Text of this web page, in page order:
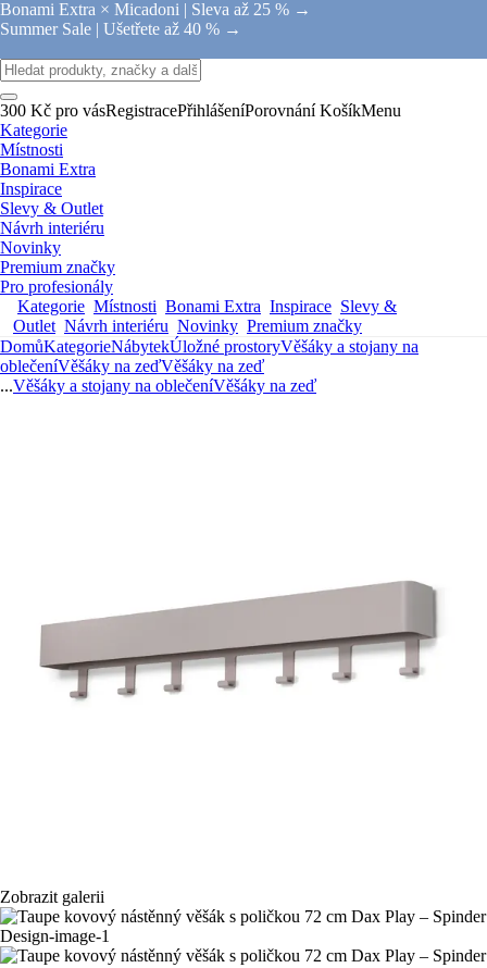
Bonami Extra × Micadoni | Sleva až 25 % →
Summer Sale | Ušetřete až 40 % →
300 Kč pro vásRegistracePřihlášeníPorovnání KošíkMenu
Kategorie
Místnosti
Bonami Extra
Inspirace
Slevy & Outlet
Návrh interiéru
Novinky
Premium značky
Pro profesionály
Kategorie Místnosti Bonami Extra Inspirace Slevy &
Outlet Návrh interiéru Novinky Premium značky
DomůKategorieNábytekÚložné prostoryVěšáky a stojany na
oblečeníVěšáky na zeďVěšáky na zeď
...Věšáky a stojany na oblečeníVěšáky na zeď
Zobrazit galerii